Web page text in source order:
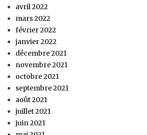
avril 2022
mars 2022
février 2022
janvier 2022
décembre 2021
novembre 2021
octobre 2021
septembre 2021
août 2021
juillet 2021
juin 2021